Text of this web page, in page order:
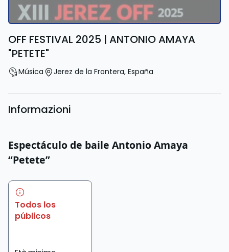
OFF FESTIVAL 2025 | ANTONIO AMAYA
"PETETE"
Música Jerez de la Frontera, España
Informazioni
Espectáculo de baile Antonio Amaya
“Petete”
Todos los
públicos